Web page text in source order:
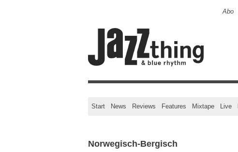
Abo
Start News Reviews Features Mixtape Live
Norwegisch-Bergisch